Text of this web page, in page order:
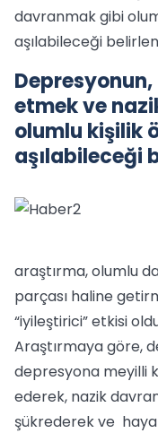
davranmak gibi
aşılabileceği
etmek ve
olumlu kişilik
aşılabileceği
araştırma, olumlu
parçası haline
“iyileştirici” etkisi
Araştırmaya göre,
depresyona meyilli
ederek, nazik
şükrederek ve